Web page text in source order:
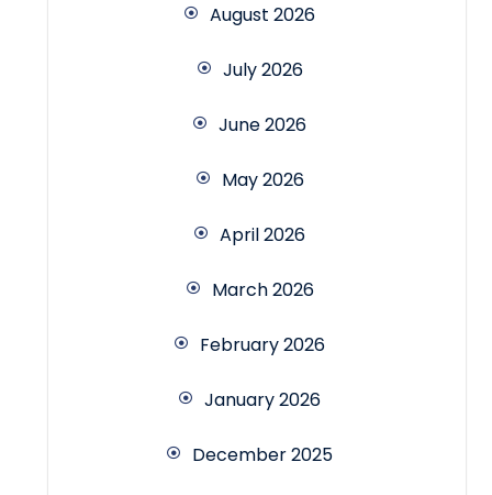
August 2026
July 2026
June 2026
May 2026
April 2026
March 2026
February 2026
January 2026
December 2025